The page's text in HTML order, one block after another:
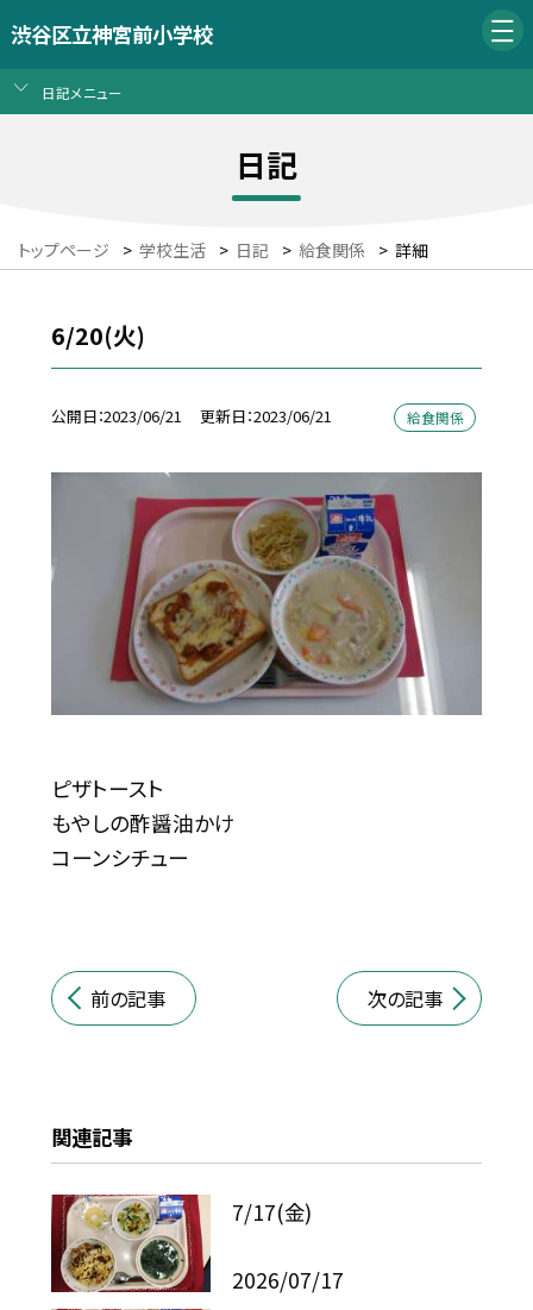
渋谷区立神宮前小学校
日記メニュー
日記
トップページ > 学校生活 > 日記 > 給食関係 > 詳細
6/20(火)
公開日 2023/06/21 更新日 2023/06/21 給食関係
ピザトースト
もやしの酢醤油かけ
コーンシチュー
前の記事 次の記事
関連記事
7/17(金)
2026/07/17